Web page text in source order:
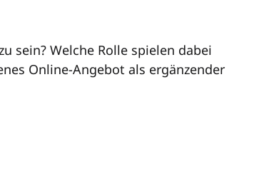
sein? Welche Rolle spielen dabei
Online-Angebot als ergänzender